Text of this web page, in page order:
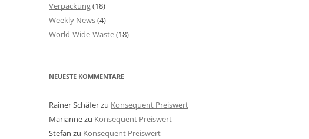
Verpackung(18)
Weekly News(4)
World-Wide-Waste(18)
NEUESTE KOMMENTARE
Rainer Schäferzu Konsequent Preiswert
Mariannezu Konsequent Preiswert
Stefan zu Konsequent Preiswert